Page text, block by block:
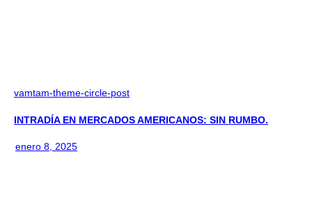
vamtam-theme-circle-post
INTRADÍA EN MERCADOS AMERICANOS: SIN RUMBO.
enero 8, 2025